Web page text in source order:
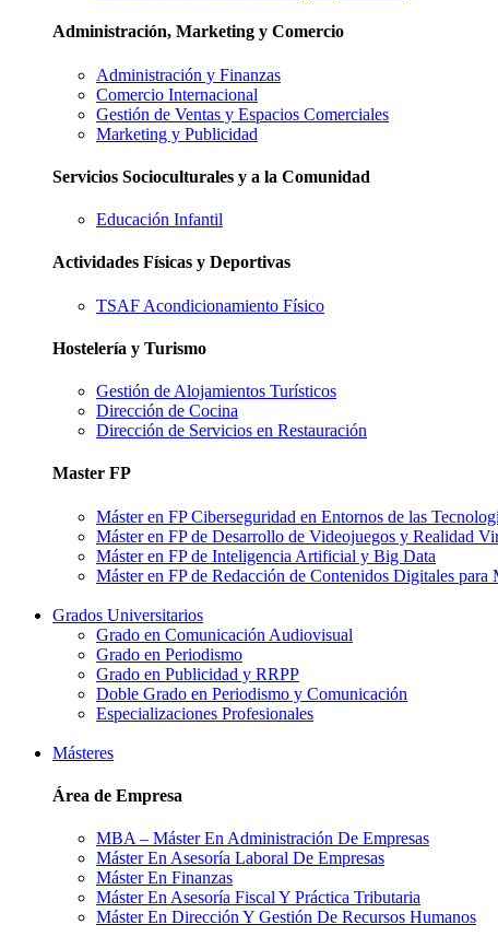
Administración, Marketing y Comercio
Administración y Finanzas
Comercio Internacional
Gestión de Ventas y Espacios Comerciales
Marketing y Publicidad
Servicios Socioculturales y a la Comunidad
Educación Infantil
Actividades Físicas y Deportivas
TSAF Acondicionamiento Físico
Hostelería y Turismo
Gestión de Alojamientos Turísticos
Dirección de Cocina
Dirección de Servicios en Restauración
Master FP
Máster en FP Ciberseguridad en Entornos de las
Máster en FP de Desarrollo de Videojuegos y Realidad
Máster en FP de Inteligencia Artificial y Big Data
Máster en FP de Redacción de Contenidos Digitales para
Grados Universitarios
Grado en Comunicación Audiovisual
Grado en Periodismo
Grado en Publicidad y RRPP
Doble Grado en Periodismo y Comunicación
Especializaciones Profesionales
Másteres
Área de Empresa
MBA – Máster En Administración De Empresas
Máster En Asesoría Laboral De Empresas
Máster En Finanzas
Máster En Asesoría Fiscal Y Práctica Tributaria
Máster En Dirección Y Gestión De Recursos Humanos